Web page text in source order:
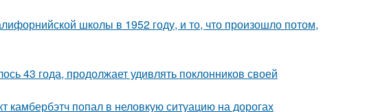
школы в 1952 году, и то, что произошло потом,
43 года, продолжает удивлять поклонников своей
попал в неловкую ситуацию на дорогах